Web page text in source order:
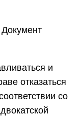
и
отказаться
со